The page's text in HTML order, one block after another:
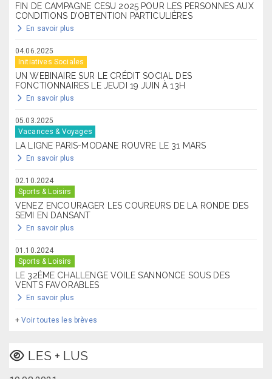
FIN DE CAMPAGNE CESU 2025 POUR LES PERSONNES AUX
CONDITIONS D’OBTENTION PARTICULIÈRES
En savoir plus
04.06.2025
Initiatives Sociales
UN WEBINAIRE SUR LE CRÉDIT SOCIAL DES
FONCTIONNAIRES LE JEUDI 19 JUIN À 13H
En savoir plus
05.03.2025
Vacances & Voyages
LA LIGNE PARIS-MODANE ROUVRE LE 31 MARS
En savoir plus
02.10.2024
Sports & Loisirs
VENEZ ENCOURAGER LES COUREURS DE LA RONDE DES
SEMI EN DANSANT
En savoir plus
01.10.2024
Sports & Loisirs
LE 32ÈME CHALLENGE VOILE S’ANNONCE SOUS DES
VENTS FAVORABLES
En savoir plus
+Voir toutes les brèves
LES + LUS